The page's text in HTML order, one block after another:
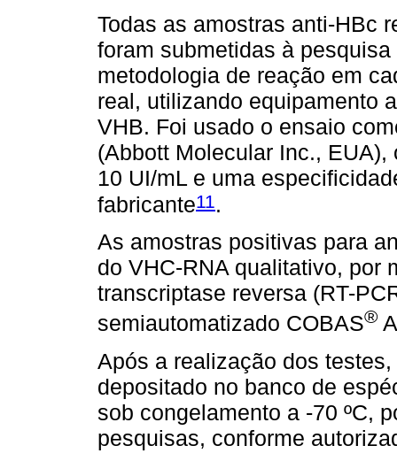
Todas as amostras anti-HBc
foram submetidas à
metodologia de reação em
real, utilizando equipamento
VHB. Foi usado o ensaio
(Abbott Molecular Inc.,
10 UI/mL e uma
fabricante11 .
As amostras positivas para
do VHC-RNA qualitativo, por
transcriptase reversa (RT-
semiautomatizado COBAS®
Após a realização dos
depositado no banco de
sob congelamento a -70 ºC,
pesquisas, conforme